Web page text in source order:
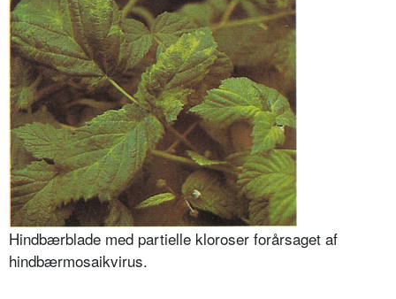
Hindbærblade med partielle kloroser forårsaget af
hindbærmosaikvirus.